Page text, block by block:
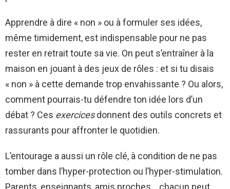
Apprendre à dire « non » ou à formuler ses idées,
même timidement, est indispensable pour ne pas
rester en retrait toute sa vie. On peut s’entraîner à la
maison en jouant à des jeux de rôles : et si tu disais
« non » à cette demande trop envahissante ? Ou alors,
comment pourrais-tu défendre ton idée lors d’un
débat ? Ces exercicesdonnent des outils concrets et
rassurants pour affronter le quotidien.
L’entourage a aussi un rôle clé, à condition de ne pas
tomber dans l’hyper-protection ou l’hyper-stimulation.
Parents, enseignants, amis proches… chacun peut